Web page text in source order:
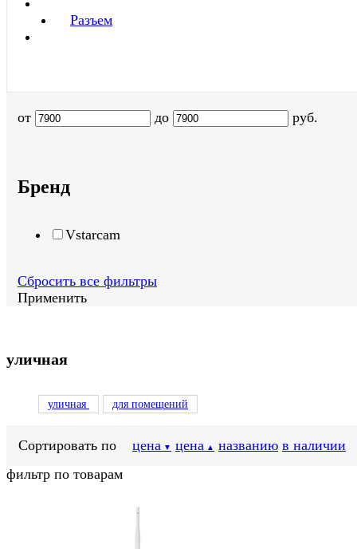
Разъем
от до руб.
Бренд
Vstarcam
Сбросить все фильтры
Применить
уличная
уличная для помещений
Сортировать по цена ▼ цена ▲ названию в наличии
фильтр по товарам